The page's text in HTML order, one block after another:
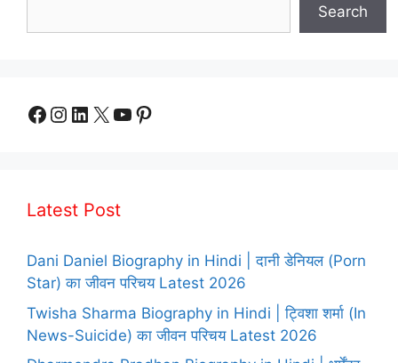
Search
Facebook
Instagram
LinkedIn
X YouTube
Pinterest
Latest Post
Dani Daniel Biography in Hindi | दानी डेनियल (Porn
Star) का जीवन परिचय Latest 2026
Twisha Sharma Biography in Hindi | ट्विशा शर्मा (In
News-Suicide) का जीवन परिचय Latest 2026